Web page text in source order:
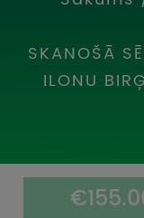
UZŅEMOŠAIS
IMPRO
CEĻOJUMU
VĪZU ANKETAS
SKANOŠĀ
ILONU